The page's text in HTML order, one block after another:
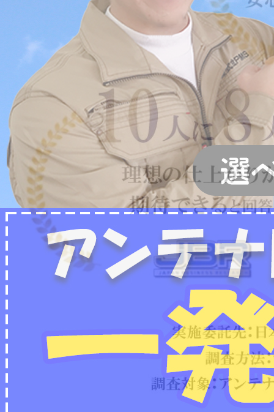
2022/07/04
フリーボイス（0120番号）への発信につきまし